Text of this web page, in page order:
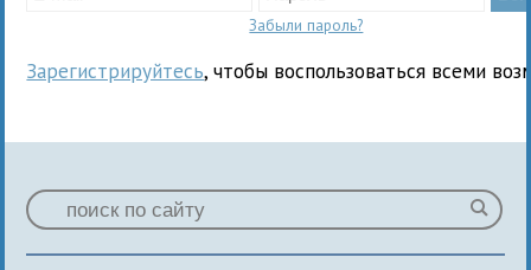
Забыли пароль?
Зарегистрируйтесь, чтобы воспользоваться всеми